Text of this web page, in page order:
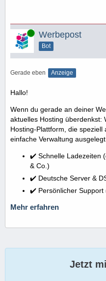
Online Werbepost
Bot
Gerade eben Anzeige
Hallo!
Wenn du gerade an deiner
aktuelles Hosting überdenkst:
Hosting-Plattform, die
einfache Verwaltung ausgelegt
✔️ Schnelle Ladezeiten
& Co.)
✔️ Deutsche Server &
✔️ Persönlicher Support
Mehr erfahren
Jetzt